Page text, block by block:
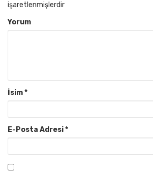
işaretlenmişlerdir
Yorum
İsim*
E-Posta Adresi*